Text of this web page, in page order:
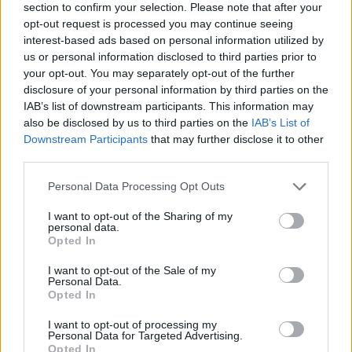
section to confirm your selection. Please note that after your
opt-out request is processed you may continue seeing
interest-based ads based on personal information utilized by
us or personal information disclosed to third parties prior to
your opt-out. You may separately opt-out of the further
disclosure of your personal information by third parties on the
IAB’s list of downstream participants. This information may
also be disclosed by us to third parties on the IAB’s List of
Downstream Participants that may further disclose it to other
Personal Data Processing Opt Outs
I want to opt-out of the Sharing of my
personal data.
Opted In
I want to opt-out of the Sale of my
Personal Data.
Opted In
I want to opt-out of processing my
Personal Data for Targeted Advertising.
Opted In
20.30 στα Πηγαδάκια
ΑΤΖΕΝΤΑ
Μια κουταλιά μέλι, μια γεύση
από το Γεωπάρκο Λέσβου
Γευσιγνωσία φρεσκοτρυγημένου
θυμαρίσιου μελιού και προϊόντων
της κυψέλης το Σάββατο 8
Ιστορίας Απολιθωμένου Δάσους
στο Σίγρι
ΡΕΠΟΡΤΑΖ ΕΛΕΥΘΕΡΟΣ ΧΡΟΝΟΣ
Υποδεχτήκαν τον Αύγουστο με
τη «Γιορτή του Κρασιού» τα
Με πολύ χορό, τραγούδι και
άφθονο κρασί